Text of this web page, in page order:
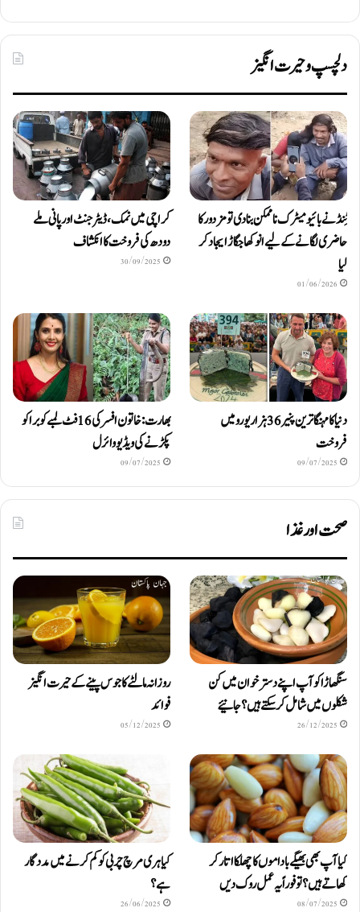
دلچسپ و حیرت انگیز
ٹِنڈ نے بائیومیٹرک ناممکن بنا دی تو مزدور کا
حاضری لگانے کے لیے انوکھا جگاڑ ایجاد کر
لیا
01/06/2026
کراچی میں نمک، ڈیٹرجنٹ اور پانی ملے
دودھ کی فروخت کا انکشاف
30/09/2025
دنیا کا مہنگا ترین پنیر 36 ہزار یورو میں
فروخت
09/07/2025
بھارت: خاتون افسر کی 16 فٹ لمبے کوبرا کو
پکڑنے کی ویڈیو وائرل
09/07/2025
صحت اور غذا
سنگھاڑا کو آپ اپنے دستر خوان میں کن
شکلوں میں شامل کرسکتے ہیں ؟ جانیئے
26/12/2025
روزانہ مالٹے کا جوس پینے کے حیرت انگیز
فوائد
05/12/2025
کیا آپ بھی بھیگے باداموں کا چھلکا اتار کر
کھاتے ہیں؟ تو فوراً یہ عمل روک دیں
08/07/2025
کیا ہری مرچ چربی کو کم کرنے میں مددگار
ہے؟
26/06/2025